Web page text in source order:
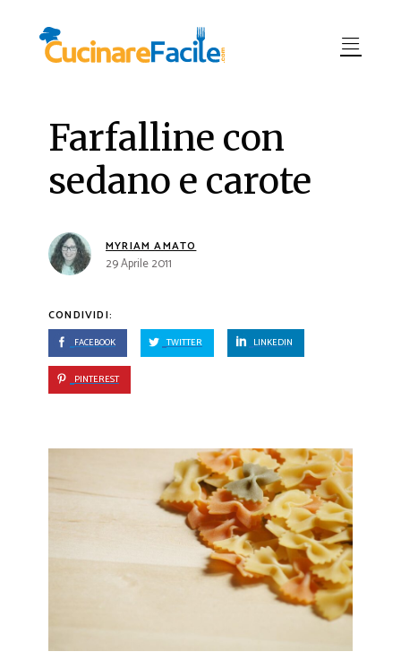
Farfalline con
sedano e carote
MYRIAM AMATO
29 Aprile 2011
CONDIVIDI:
FACEBOOK TWITTER LINKEDIN
PINTEREST